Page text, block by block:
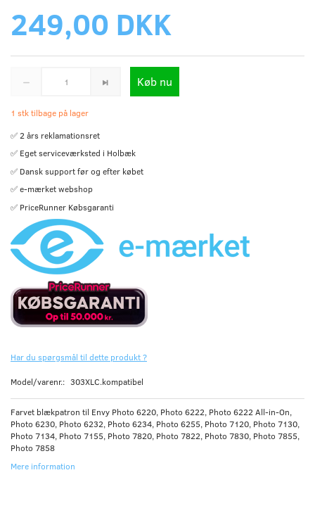
249,00 DKK
Køb nu
1 stk tilbage på lager
✅ 2 års reklamationsret
✅ Eget serviceværksted i Holbæk
✅ Dansk support før og efter købet
✅ e-mærket webshop
✅ PriceRunner Købsgaranti
Har du spørgsmål til dette produkt ?
Model/varenr.: 303XLC.kompatibel
Farvet blækpatron til Envy Photo 6220, Photo 6222, Photo 6222 All-in-On,
Photo 6230, Photo 6232, Photo 6234, Photo 6255, Photo 7120, Photo 7130,
Photo 7134, Photo 7155, Photo 7820, Photo 7822, Photo 7830, Photo 7855,
Photo 7858
Mere information